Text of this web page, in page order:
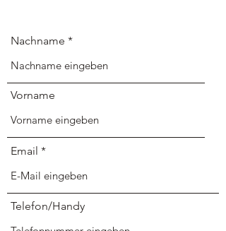
Nachname *
Vorname
Email
Telefon/Handy